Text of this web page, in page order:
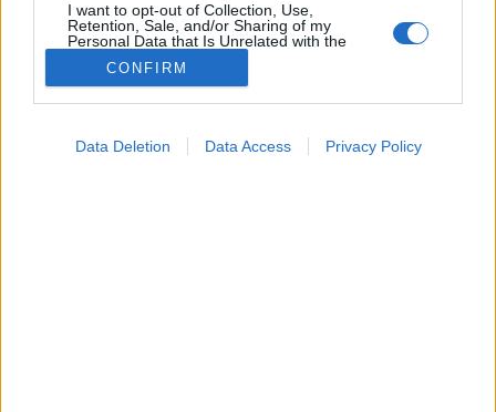
I want to opt-out of Collection, Use,
Retention, Sale, and/or Sharing of my
Personal Data that Is Unrelated with the
Purposes for which it was collected.
Opted Out
CONFIRM
Data Deletion Data Access Privacy Policy
Betegségek
2021. május 12. 14:10